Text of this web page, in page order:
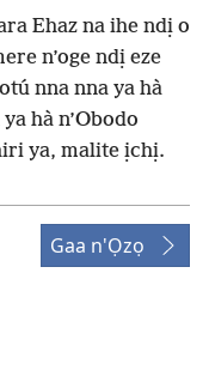
Ehaz na ihe ndị o
n’oge ndị eze
nna nna ya hà
hà n’Obodo
ya, malite ịchị.
Gaa n'Ọzọ